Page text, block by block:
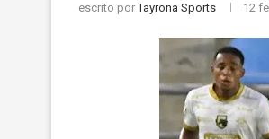
escrito porTayrona Sports 12